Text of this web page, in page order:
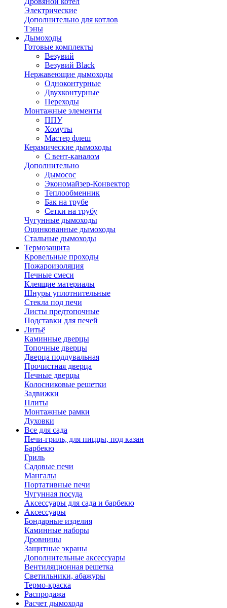
Электрические
Дополнительно для котлов
Тэны
Дымоходы
Готовые комплекты
Везувий
Везувий Black
Нержавеющие дымоходы
Одноконтурные
Двухконтурные
Переходы
Монтажные элементы
ППУ
Хомуты
Мастер флеш
Керамические дымоходы
С вент-каналом
Дополнительно
Дымосос
Экономайзер-Конвектор
Теплообменник
Бак на трубе
Сетки на трубу
Чугунные дымоходы
Оцинкованные дымоходы
Стальные дымоходы
Термозащита
Кровельные проходы
Пожароизоляция
Печные смеси
Клеящие материалы
Шнуры уплотнительные
Стекла под печи
Листы предтопочные
Подставки для печей
Литьё
Каминные дверцы
Топочные дверцы
Дверца поддувальная
Прочистная дверца
Печные дверцы
Колосниковые решетки
Задвижки
Плиты
Монтажные рамки
Духовки
Все для сада
Печи-гриль, для пиццы, под казан
Барбекю
Гриль
Садовые печи
Мангалы
Портативные печи
Чугунная посуда
Аксессуары для сада и барбекю
Аксессуары
Бондарные изделия
Каминные наборы
Дровницы
Защитные экраны
Дополнительные аксессуары
Вентиляционная решетка
Светильники, абажуры
Термо-краска
Распродажа
Расчет дымохода